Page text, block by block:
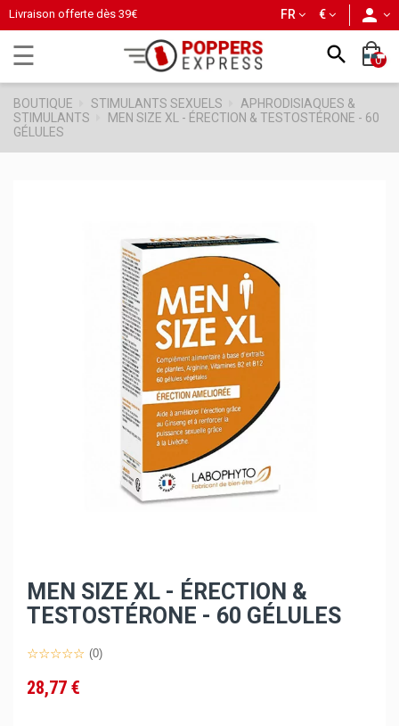
Livraison offerte dès 39€ €
FR
Basculer
la
navigation
☰  0
BOUTIQUE STIMULANTS SEXUELS
APHRODISIAQUES &
STIMULANTS
MEN SIZE XL - ÉRECTION & TESTOSTÉRONE - 60
GÉLULES
MEN SIZE XL - ÉRECTION &
TESTOSTÉRONE - 60 GÉLULES
(0)
28,77 €